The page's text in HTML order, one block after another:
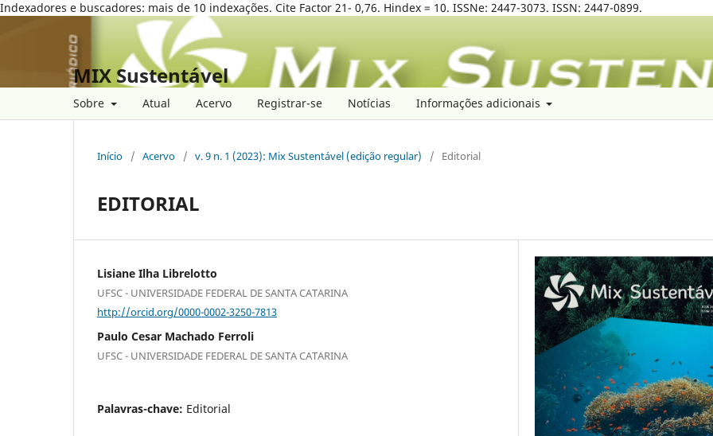
Indexadores e buscadores: mais de 10 indexações. Cite Factor 21- 0,76. Hindex = 10. ISSNe: 2447-3073. ISSN: 2447-0899.
MIX Sustentável
Sobre Atual Acervo Registrar-se Notícias Informações adicionais
Início / Acervo / v. 9 n. 1 (2023): Mix Sustentável (edição regular) / Editorial
EDITORIAL
Lisiane Ilha Librelotto
UFSC - UNIVERSIDADE FEDERAL DE SANTA CATARINA
http://orcid.org/0000-0002-3250-7813
Paulo Cesar Machado Ferroli
UFSC - UNIVERSIDADE FEDERAL DE SANTA CATARINA
Palavras-chave: Editorial